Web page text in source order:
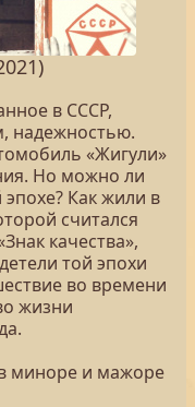
в СССР,
надежностью.
«Жигули»
Но можно ли
Как жили в
считался
качества»,
той эпохи
во времени
жизни
миноре и мажоре